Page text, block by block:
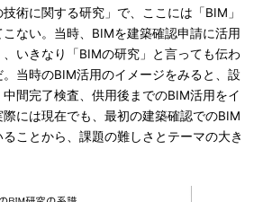
術に関する研究」で、ここには「BIM」
ない。当時、BIMを建築確認申請に活用
いきなり「BIMの研究」と言っても伝わ
当時のBIM活用のイメージをみると、設
間完了検査、供用後までのBIM活用をイ
際には現在でも、最初の建築確認でのBIM
ことから、課題の難しさとテーマの大き